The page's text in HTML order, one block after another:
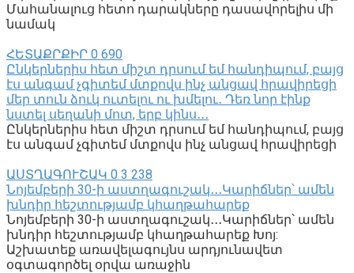
Մահանալուց հետո դարակները դասավորելիս մի
նամակ
ՀԵՏԱՔՐՔԻՐ 0 690
Ընկերներիս հետ միշտ դրսում եմ հանդիպում, բայց
էս անգամ չգիտեմ մտքովս ինչ անցավ հրավիրեցի
մեր տուն ձուկ ուտելու ու խմելու․ Դեռ նոր էինք
նստել սեղանի մոտ, երբ կինս․․․
Ընկերներիս հետ միշտ դրսում եմ հանդիպում, բայց
էս անգամ չգիտեմ մտքովս ինչ անցավ հրավիրեցի
ԱՍՏՂԱԳՈՒՇԱԿ 0 3 238
Նոյեմբերի 30-ի աստղագուշակ․․․Կարիճներ՝ ամեն
խնդիր հեշտությամբ կհաղթահարեք
Նոյեմբերի 30-ի աստղագուշակ․․․Կարիճներ՝ ամեն
խնդիր հեշտությամբ կհաղթահարեք Խոյ:
Աշխատեք առավելագույնս արդյունավետ
օգտագործել օրվա առաջին